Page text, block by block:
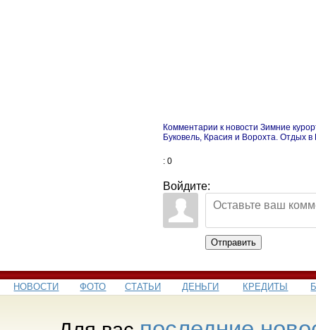
Комментарии к новости Зимние
Буковель, Красия и Ворохта. Отдых в
: 0
Войдите:
Отправить
НОВОСТИ ФОТО СТАТЬИ ДЕНЬГИ КРЕДИТЫ